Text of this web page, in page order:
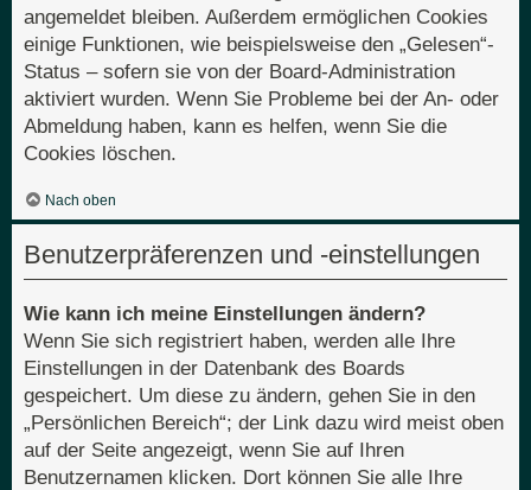
angemeldet bleiben. Außerdem ermöglichen Cookies
einige Funktionen, wie beispielsweise den „Gelesen“-
Status – sofern sie von der Board-Administration
aktiviert wurden. Wenn Sie Probleme bei der An- oder
Abmeldung haben, kann es helfen, wenn Sie die
Cookies löschen.
Nach oben
Benutzerpräferenzen und -einstellungen
Wie kann ich meine Einstellungen ändern?
Wenn Sie sich registriert haben, werden alle Ihre
Einstellungen in der Datenbank des Boards
gespeichert. Um diese zu ändern, gehen Sie in den
„Persönlichen Bereich“; der Link dazu wird meist oben
auf der Seite angezeigt, wenn Sie auf Ihren
Benutzernamen klicken. Dort können Sie alle Ihre